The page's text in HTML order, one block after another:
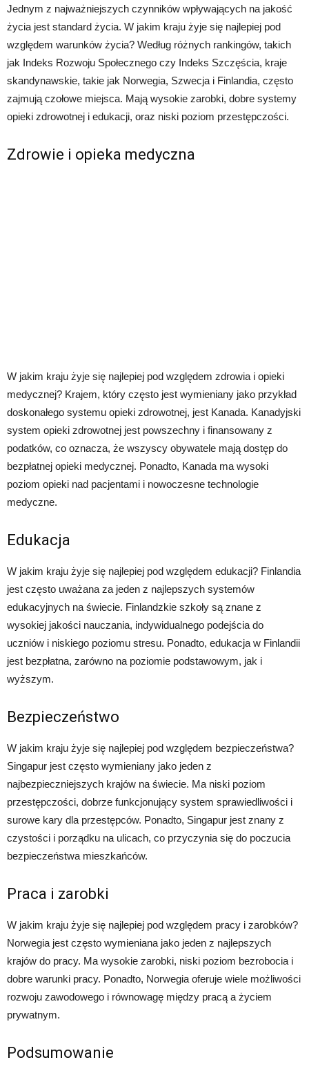
Jednym z najważniejszych czynników wpływających na jakość
życia jest standard życia. W jakim kraju żyje się najlepiej pod
względem warunków życia? Według różnych rankingów, takich
jak Indeks Rozwoju Społecznego czy Indeks Szczęścia, kraje
skandynawskie, takie jak Norwegia, Szwecja i Finlandia, często
zajmują czołowe miejsca. Mają wysokie zarobki, dobre systemy
opieki zdrowotnej i edukacji, oraz niski poziom przestępczości.
Zdrowie i opieka medyczna
W jakim kraju żyje się najlepiej pod względem zdrowia i opieki
medycznej? Krajem, który często jest wymieniany jako przykład
doskonałego systemu opieki zdrowotnej, jest Kanada. Kanadyjski
system opieki zdrowotnej jest powszechny i finansowany z
podatków, co oznacza, że ​​wszyscy obywatele mają dostęp do
bezpłatnej opieki medycznej. Ponadto, Kanada ma wysoki
poziom opieki nad pacjentami i nowoczesne technologie
medyczne.
Edukacja
W jakim kraju żyje się najlepiej pod względem edukacji? Finlandia
jest często uważana za jeden z najlepszych systemów
edukacyjnych na świecie. Finlandzkie szkoły są znane z
wysokiej jakości nauczania, indywidualnego podejścia do
uczniów i niskiego poziomu stresu. Ponadto, edukacja w Finlandii
jest bezpłatna, zarówno na poziomie podstawowym, jak i
wyższym.
Bezpieczeństwo
W jakim kraju żyje się najlepiej pod względem bezpieczeństwa?
Singapur jest często wymieniany jako jeden z
najbezpieczniejszych krajów na świecie. Ma niski poziom
przestępczości, dobrze funkcjonujący system sprawiedliwości i
surowe kary dla przestępców. Ponadto, Singapur jest znany z
czystości i porządku na ulicach, co przyczynia się do poczucia
bezpieczeństwa mieszkańców.
Praca i zarobki
W jakim kraju żyje się najlepiej pod względem pracy i zarobków?
Norwegia jest często wymieniana jako jeden z najlepszych
krajów do pracy. Ma wysokie zarobki, niski poziom bezrobocia i
dobre warunki pracy. Ponadto, Norwegia oferuje wiele możliwości
rozwoju zawodowego i równowagę między pracą a życiem
prywatnym.
Podsumowanie